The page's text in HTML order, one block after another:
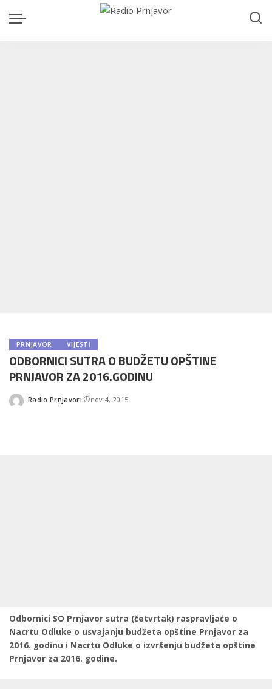
PRNJAVOR VIJESTI
ODBORNICI SUTRA O BUDŽETU OPŠTINE
PRNJAVOR ZA 2016.GODINU
Posted
Radio Prnjavor nov 4, 2015
Odbornici SO Prnjavor sutra (četvrtak) raspravljaće o
Nacrtu Odluke o usvajanju budžeta opštine Prnjavor za
2016. godinu i Nacrtu Odluke o izvršenju budžeta opštine
Prnjavor za 2016. godine.